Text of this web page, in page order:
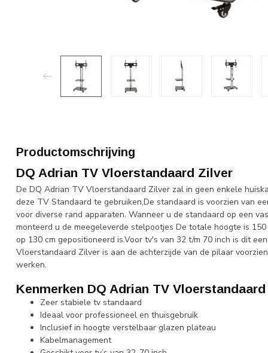
Productomschrijving
DQ Adrian TV Vloerstandaard Zilver
De DQ Adrian TV Vloerstandaard Zilver zal in geen enkele
deze TV Standaard te gebruiken,De standaard is voorzien van
voor diverse rand apparaten. Wanneer u de standaard op een
monteerd u de meegeleverde stelpootjes De totale hoogte is
op 130 cm gepositioneerd is.Voor tv's van 32 t/m 70 inch is dit
Vloerstandaard Zilver is aan de achterzijde van de pilaar
werken.
Kenmerken DQ Adrian TV
Zeer stabiele tv standaard
Ideaal voor professioneel en thuisgebruik
Inclusief in hoogte verstelbaar glazen plateau
Kabelmanagement